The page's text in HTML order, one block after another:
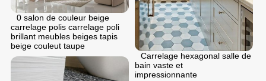
Carrelage hexagonal salle de
bain vaste et
impressionnante
0 salon de couleur beige
carrelage polis carrelage poli
brillant meubles beiges tapis
beige couleut taupe